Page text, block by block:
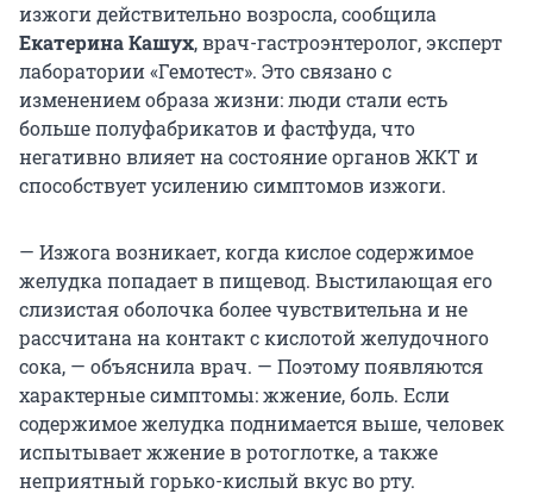
изжоги действительно возросла, сообщила
Екатерина Кашух, врач-гастроэнтеролог,эксперт
лаборатории «Гемотест». Это связано с
изменением образа жизни: люди стали есть
больше полуфабрикатов и фастфуда, что
негативно влияет на состояние органов ЖКТ и
способствует усилению симптомов изжоги.
— Изжога возникает, когда кислое содержимое
желудка попадает в пищевод. Выстилающая его
слизистая оболочка более чувствительна и не
рассчитана на контакт с кислотой желудочного
сока, — объяснила врач. — Поэтому появляются
характерные симптомы: жжение, боль. Если
содержимое желудка поднимается выше, человек
испытывает жжение в ротоглотке, а также
неприятный горько-кислый вкус во рту.